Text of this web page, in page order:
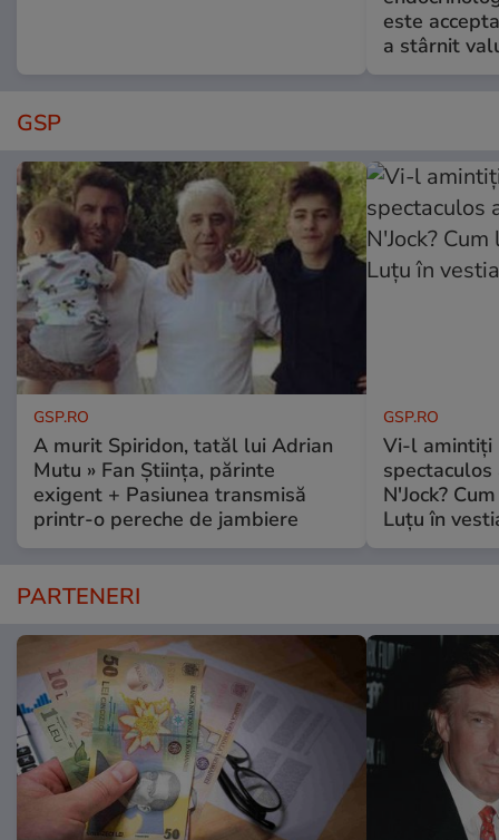
este
a stârnit
GSP
GSP.RO
A murit Spiridon, tatăl lui Adrian
Mutu » Fan Știința, părinte
exigent + Pasiunea transmisă
printr-o pereche de jambiere
GSP.RO
Vi-l amintiți
spectaculos
N'Jock?
Luțu în
PARTENERI